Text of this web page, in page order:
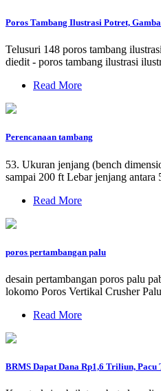
Poros Tambang Ilustrasi Potret,
Telusuri 148 poros tambang
diedit - poros tambang ilustrasi
Read More
Perencanaan tambang
53. Ukuran jenjang (bench
sampai 200 ft Lebar jenjang
Read More
poros pertambangan palu
desain pertambangan poros palu
lokomo Poros Vertikal Crusher
Read More
BRMS Dapat Dana Rp1,6 Triliun, Pacu